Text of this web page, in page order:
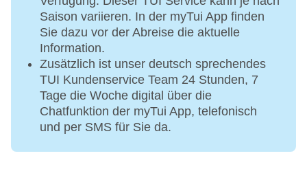
Saison variieren. In der myTui App finden
Sie dazu vor der Abreise die aktuelle
Information.
Zusätzlich ist unser deutsch sprechendes
TUI Kundenservice Team 24 Stunden, 7
Tage die Woche digital über die
Chatfunktion der myTui App, telefonisch
und per SMS für Sie da.